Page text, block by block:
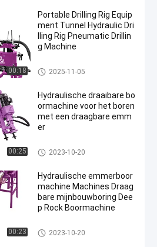
00:18
Portable Drilling Rig Equip
ment Tunnel Hydraulic Dri
lling Rig Pneumatic Drillin
g Machine
Emmer booreiland
2025-11-05
00:25
Hydraulische draaibare bo
ormachine voor het boren
met een draagbare emm
er
Emmer booreiland
2023-10-20
00:23
Hydraulische emmerboor
machine Machines Draag
bare mijnbouwboring Dee
p Rock Boormachine
Emmer booreiland
2023-10-20